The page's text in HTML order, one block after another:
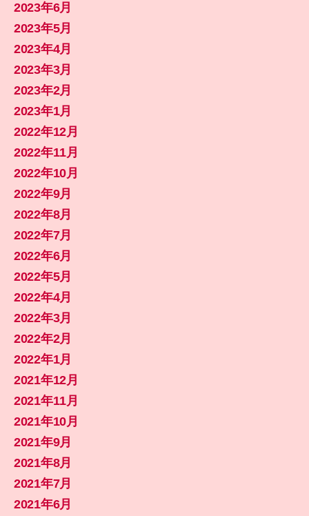
2023年6月
2023年5月
2023年4月
2023年3月
2023年2月
2023年1月
2022年12月
2022年11月
2022年10月
2022年9月
2022年8月
2022年7月
2022年6月
2022年5月
2022年4月
2022年3月
2022年2月
2022年1月
2021年12月
2021年11月
2021年10月
2021年9月
2021年8月
2021年7月
2021年6月